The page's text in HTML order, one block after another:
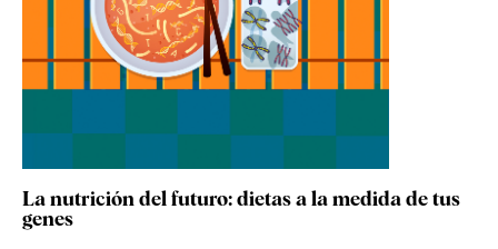
La nutrición del futuro: dietas a la medida de tus
genes